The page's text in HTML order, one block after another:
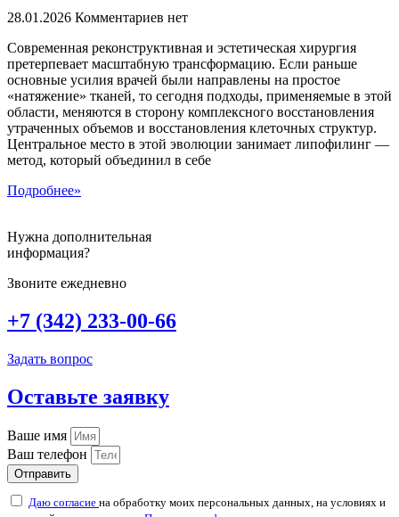
28.01.2026 Комментариев нет
Современная реконструктивная и эстетическая хирургия
претерпевает масштабную трансформацию. Если раньше
основные усилия врачей были направлены на простое
«натяжение» тканей, то сегодня подходы, применяемые в этой
области, меняются в сторону комплексного восстановления
утраченных объемов и восстановления клеточных структур.
Центральное место в этой эволюции занимает липофилинг —
метод, который объединил в себе
Подробнее»
Нужна дополнительная
информация?
Звоните ежедневно
+7 (342) 233-00-66
Задать вопрос
Оставьте заявку
Ваше имя
Ваш телефон
Даю согласие на обработку моих персональных данных, на условиях и
Отправить